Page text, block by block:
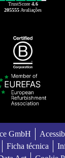
TrustScore 4.6
205555 Avaliações
GmbH
Ficha técnica